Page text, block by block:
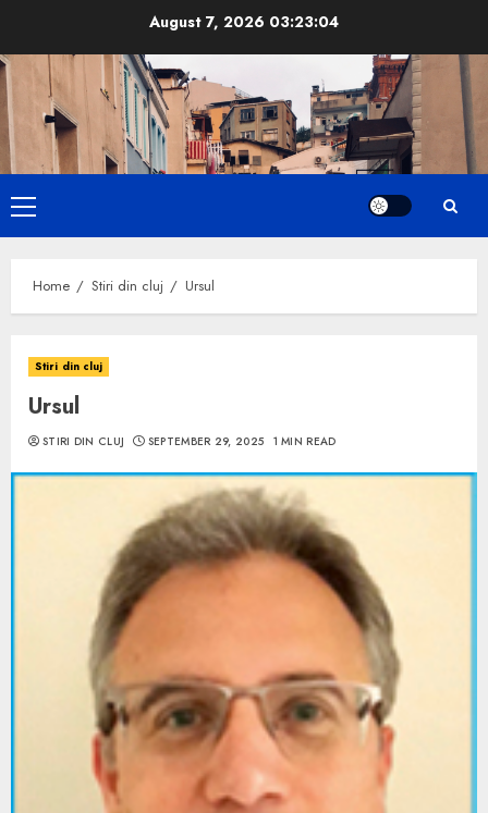
content
August 7, 2026 03:23:05
Primary
Menu
Home Stiri din cluj Ursul
Stiri din cluj
Ursul
STIRI DIN CLUJ SEPTEMBER 29, 2025 1 MIN READ